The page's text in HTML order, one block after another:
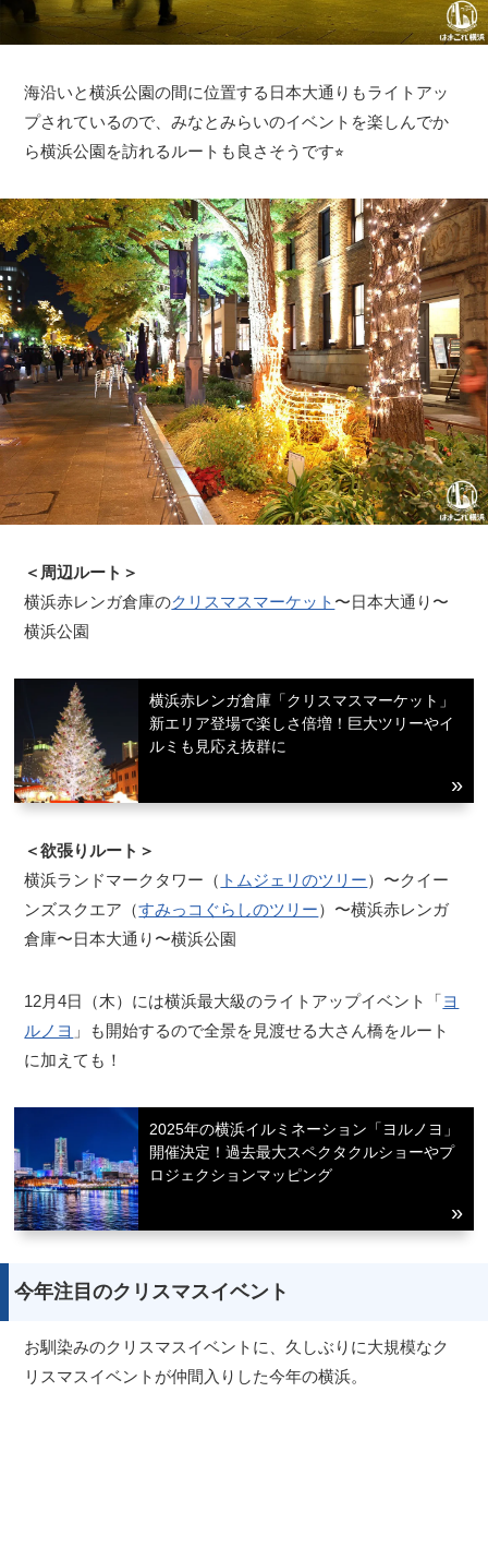
海沿いと横浜公園の間に位置する日本大通りもライトアッ
プされているので、みなとみらいのイベントを楽しんでか
ら横浜公園を訪れるルートも良さそうです⭐︎
＜周辺ルート＞
横浜赤レンガ倉庫のクリスマスマーケット 〜日本大通り〜
横浜公園
横浜赤レンガ倉庫「クリスマスマーケット」
新エリア登場で楽しさ倍増！巨大ツリーやイ
ルミも見応え抜群に
＜欲張りルート＞
横浜ランドマークタワー（ トムジェリのツリー）〜クイー
ンズスクエア（すみっコぐらしのツリー）〜横浜赤レンガ
倉庫〜日本大通り〜横浜公園
12月4日（木）には横浜最大級のライトアップイベント「ヨ
ルノヨ 」も開始するので全景を見渡せる大さん橋をルート
に加えても！
2025年の横浜イルミネーション「ヨルノヨ」
開催決定！過去最大スペクタクルショーやプ
ロジェクションマッピング
今年注目のクリスマスイベント
お馴染みのクリスマスイベントに、久しぶりに大規模なク
リスマスイベントが仲間入りした今年の横浜。